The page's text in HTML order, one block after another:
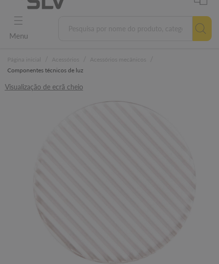
Menu
Componentes técnicos de luz
Visualização de ecrã cheio